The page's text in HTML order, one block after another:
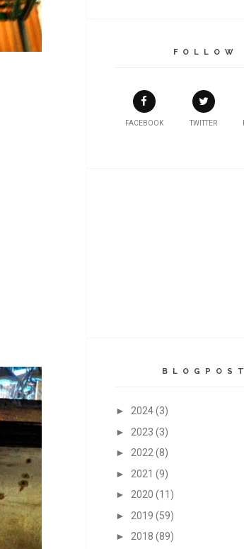
F O L L O W
FACEBOOK TWITTER
B L O G P O S T
► 2024(3)
► 2023 (3)
► 2022 (8)
► 2021 (9)
► 2020 (11)
► 2019 (59)
► 2018 (89)